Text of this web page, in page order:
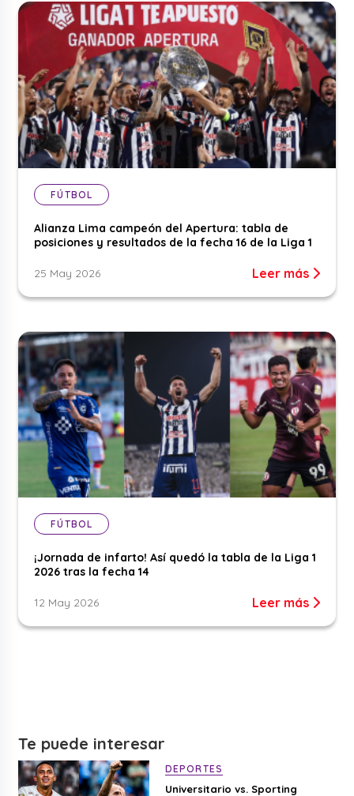
FÚTBOL
Alianza Lima campeón del Apertura: tabla de
posiciones y resultados de la fecha 16 de la Liga 1
25 May 2026 Leer más
FÚTBOL
¡Jornada de infarto! Así quedó la tabla de la Liga 1
2026 tras la fecha 14
12 May 2026 Leer más
Te puede interesar
DEPORTES
Universitario vs. Sporting